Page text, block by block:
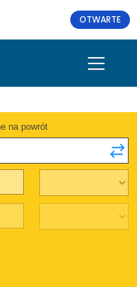
OTWARTE
na powrót